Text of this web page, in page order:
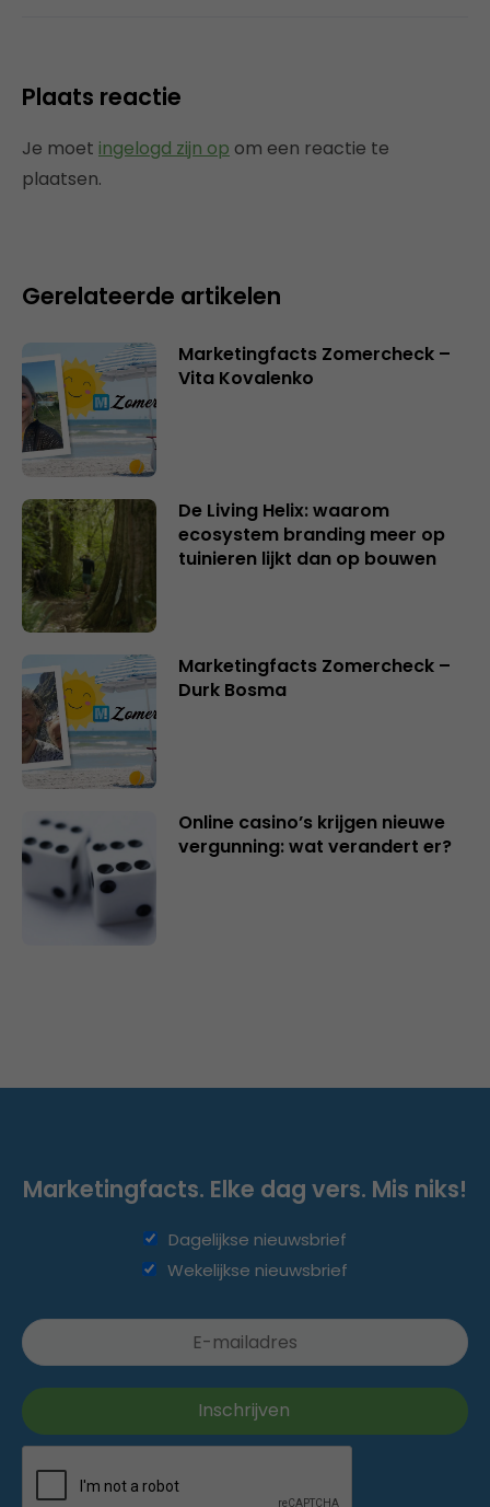
Plaats reactie
Je moet ingelogd zijn op om een reactie te
plaatsen.
Gerelateerde artikelen
Marketingfacts Zomercheck –
Vita Kovalenko
De Living Helix: waarom
ecosystem branding meer op
tuinieren lijkt dan op bouwen
Marketingfacts Zomercheck –
Durk Bosma
Online casino’s krijgen nieuwe
vergunning: wat verandert er?
Marketingfacts. Elke dag vers. Mis niks!
Dagelijkse nieuwsbrief
Wekelijkse nieuwsbrief